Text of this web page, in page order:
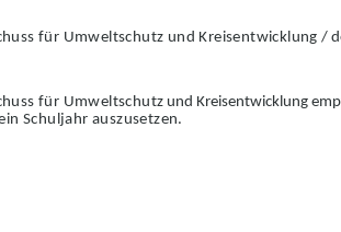
für Umweltschutz und Kreisentwicklung/
für Umweltschutz und Kreisentwicklung
Schuljahr auszusetzen.